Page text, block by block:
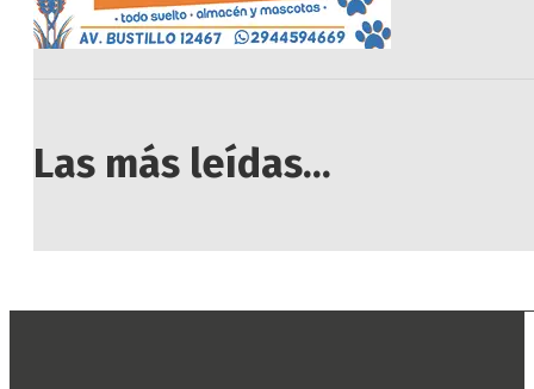
Las más leídas...